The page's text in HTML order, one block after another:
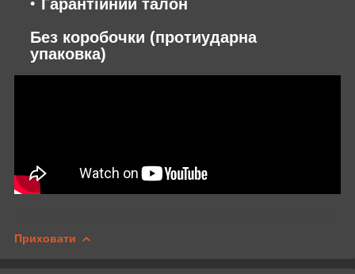
Гарантійний талон
Без коробочки (протиударна
упаковка)
Приховати